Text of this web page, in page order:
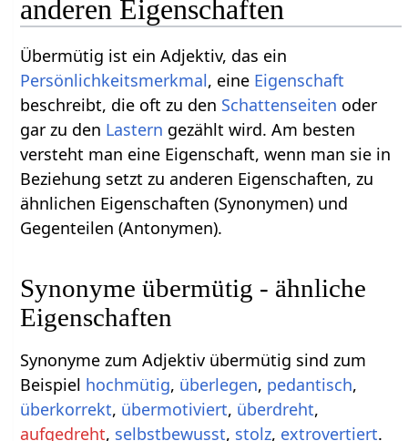
anderen Eigenschaften
Übermütig ist ein Adjektiv, das ein
Persönlichkeitsmerkmal, eine Eigenschaft
beschreibt, die oft zu den Schattenseiten oder
gar zu den Lastern gezählt wird. Am besten
versteht man eine Eigenschaft, wenn man sie in
Beziehung setzt zu anderen Eigenschaften, zu
ähnlichen Eigenschaften (Synonymen) und
Gegenteilen (Antonymen).
Synonyme übermütig - ähnliche
Eigenschaften
Synonyme zum Adjektiv übermütig sind zum
Beispiel hochmütig, überlegen, pedantisch,
überkorrekt, übermotiviert, überdreht,
aufgedreht, selbstbewusst, stolz, extrovertiert.